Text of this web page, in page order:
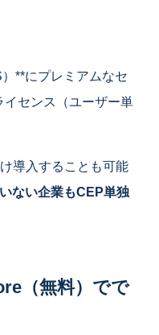
**にプレミアムなセ
イセンス（ユーザー単
導入することも可能
ない企業もCEP単独
（無料）でで